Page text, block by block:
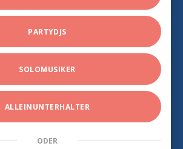
PARTYDJS
SOLOMUSIKER
ALLEINUNTERHALTER
ODER